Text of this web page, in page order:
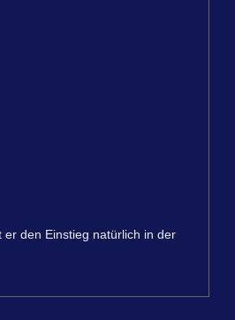
er den Einstieg natürlich in der